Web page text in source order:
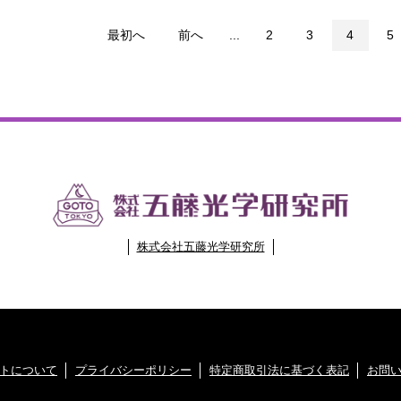
最初へ 前へ ... 2 3 4 5
株式会社五藤光学研究所
について プライバシーポリシー 特定商取引法に基づく表記 お問